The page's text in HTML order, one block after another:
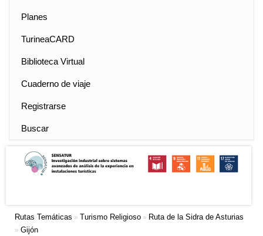
Planes
TurineaCARD
Biblioteca Virtual
Cuaderno de viaje
Registrarse
Buscar
Rutas Temáticas » Turismo Religioso » Ruta de la Sidra de Asturias
» Gijón